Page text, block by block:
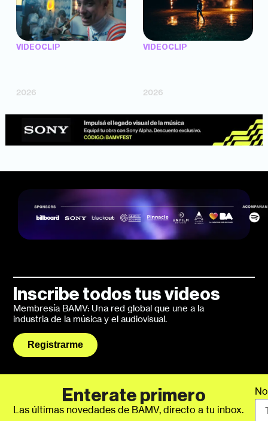
VIDEOCLIP
2026
VIDEOCLIP
2026
Inscribe todos tus videos
Membresía BAMV: Una red global que une a la
industria de la música y el audiovisual.
Registrarme
Enterate primero
Las últimas novedades de BAMV, directo a tu inbox.